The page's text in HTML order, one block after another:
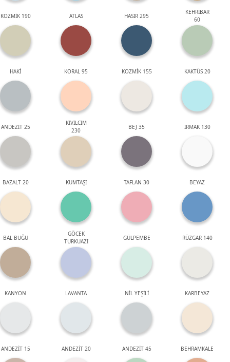
KOZMİK 190 ATLAS HASIR 295
KEHRİBAR
60
HAKİ KORAL 95 KOZMİK 155 KAKTÜS 20
ANDEZİT 25
KIVILCIM
230
BEJ 35 IRMAK 130
BAZALT 20 KUMTAŞI TAFLAN 30 BEYAZ
BAL BUĞU
GÖCEK
TURKUAZI
GÜLPEMBE RÜZGAR 140
KANYON LAVANTA NİL YEŞİLİ KARBEYAZ
ANDEZİT 15 ANDEZİT 20 ANDEZİT 45 BEHRAMKALE